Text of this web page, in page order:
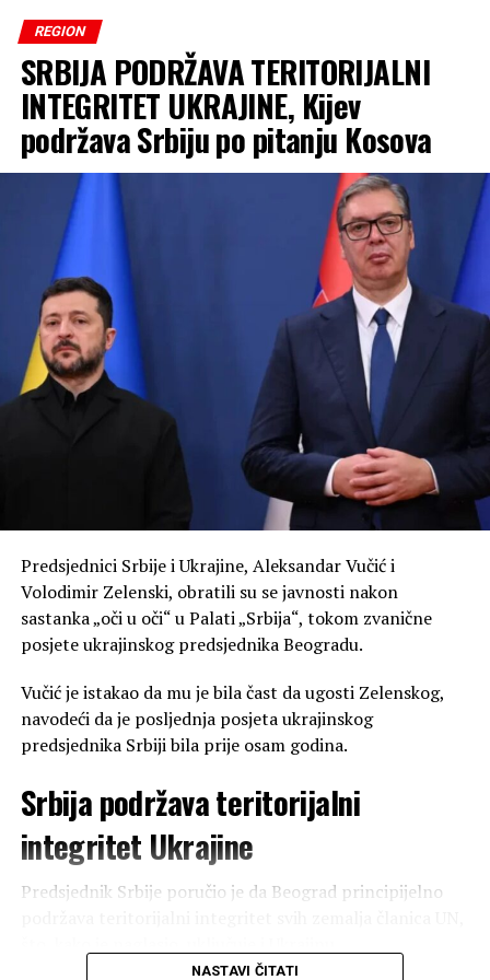
REGION
SRBIJA PODRŽAVA TERITORIJALNI
INTEGRITET UKRAJINE, Kijev
podržava Srbiju po pitanju Kosova
Predsjednici Srbije i Ukrajine, Aleksandar Vučić i
Volodimir Zelenski, obratili su se javnosti nakon
sastanka „oči u oči“ u Palati „Srbija“, tokom zvanične
posjete ukrajinskog predsjednika Beogradu.
Vučić je istakao da mu je bila čast da ugosti Zelenskog,
navodeći da je posljednja posjeta ukrajinskog
predsjednika Srbiji bila prije osam godina.
Srbija podržava teritorijalni
integritet Ukrajine
Predsjednik Srbije poručio je da Beograd principijelno
NASTAVI ČITATI